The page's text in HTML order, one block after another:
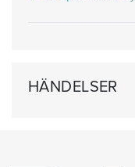
HÄNDELSER